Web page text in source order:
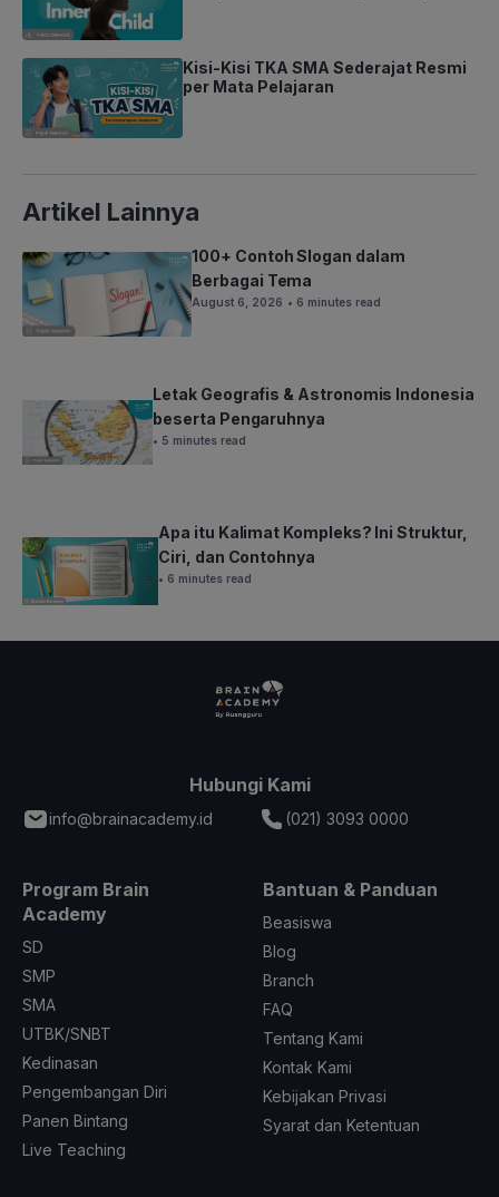
Kisi-Kisi TKA SMA Sederajat Resmi
per Mata Pelajaran
Artikel Lainnya
100+ Contoh Slogan dalam
Berbagai Tema
August 6, 2026 • 6 minutes read
Letak Geografis & Astronomis Indonesia
beserta Pengaruhnya
• 5 minutes read
Apa itu Kalimat Kompleks? Ini Struktur,
Ciri, dan Contohnya
• 6 minutes read
Hubungi Kami
info@brainacademy.id (021) 3093 0000
Program Brain
Academy
SD
SMP
SMA
UTBK/SNBT
Kedinasan
Pengembangan Diri
Panen Bintang
Live Teaching
Bantuan & Panduan
Beasiswa
Blog
Branch
FAQ
Tentang Kami
Kontak Kami
Kebijakan Privasi
Syarat dan Ketentuan